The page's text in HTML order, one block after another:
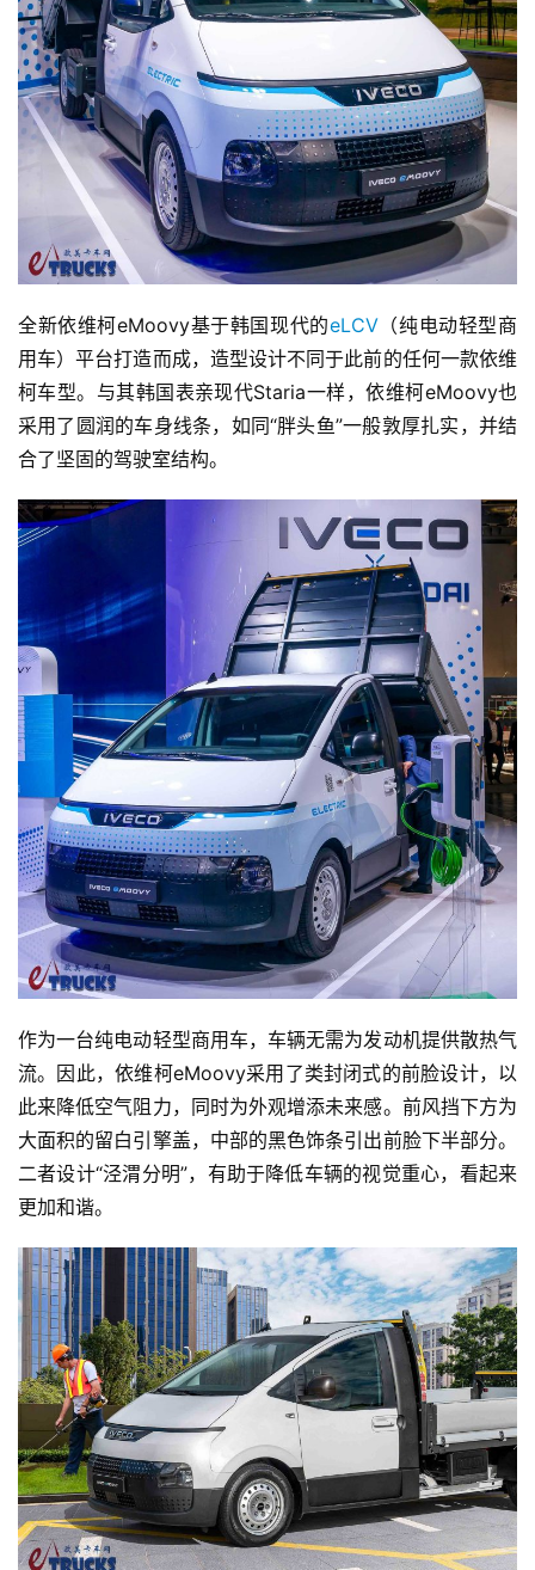
全新依维柯eMoovy基于韩国现代的eLCV（纯电动轻型商
用车）平台打造而成，造型设计不同于此前的任何一款依维
柯车型。与其韩国表亲现代Staria一样，依维柯eMoovy也
采用了圆润的车身线条，如同“胖头鱼”一般敦厚扎实，并结
合了坚固的驾驶室结构。
作为一台纯电动轻型商用车，车辆无需为发动机提供散热气
流。因此，依维柯eMoovy采用了类封闭式的前脸设计，以
此来降低空气阻力，同时为外观增添未来感。前风挡下方为
大面积的留白引擎盖，中部的黑色饰条引出前脸下半部分。
二者设计“泾渭分明”，有助于降低车辆的视觉重心，看起来
更加和谐。